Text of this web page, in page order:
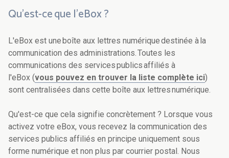
Qu'est-ce que l’eBox ?
L'eBox est une boîte aux lettres numérique destinée à la
communication des administrations. Toutes les
communications des services publics affiliés à
l'eBox (vous pouvez en trouver la liste complète ici)
sont centralisées dans cette boîte aux lettres numérique.
Qu'est-ce que cela signifie concrètement ? Lorsque vous
activez votre eBox, vous recevez la communication des
services publics affiliés en principe uniquement sous
forme numérique et non plus par courrier postal. Nous